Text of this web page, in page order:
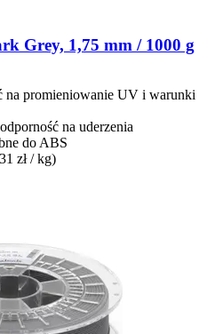
Grey, 1,75 mm / 1000 g
na promieniowanie UV i warunki
na uderzenia
do ABS
zł / kg)